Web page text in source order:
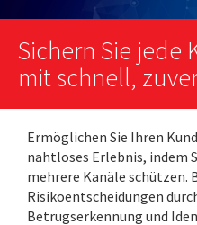
Sichern Sie
mit schnell,
Ermöglichen Sie Ihren
nahtloses Erlebnis, indem
mehrere Kanäle schützen.
Risikoentscheidungen
Betrugserkennung und